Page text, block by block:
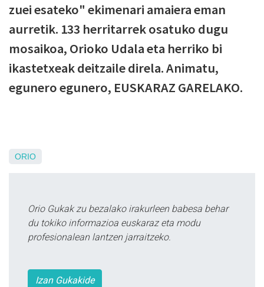
zuei esateko" ekimenari amaiera eman
aurretik. 133 herritarrek osatuko dugu
mosaikoa, Orioko Udala eta herriko bi
ikastetxeak deitzaile direla. Animatu,
egunero egunero, EUSKARAZ GARELAKO.
ORIO
Orio Gukak zu bezalako irakurleen babesa behar
du tokiko informazioa euskaraz eta modu
profesionalean lantzen jarraitzeko.
Izan Gukakide